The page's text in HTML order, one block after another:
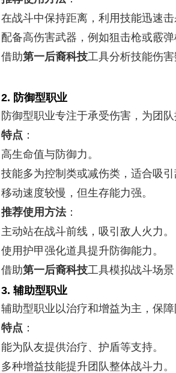
在战斗中保持距离，利用技能迅速击
配备高伤害武器，例如狙击枪或霰弹
借助第一后裔科技工具分析技能伤害
2. 防御型职业
防御型职业专注于承受伤害，为团队
特点 ：
高生命值与防御力。
技能多为控制类或减伤类，适合吸引
移动速度较慢，但生存能力强。
推荐使用方法：
主动站在战斗前线，吸引敌人火力。
使用护甲强化道具提升防御能力。
借助第一后裔科技工具模拟战斗场
3. 辅助型职业
辅助型职业以治疗和增益为主，保障
特点 ：
能为队友提供治疗、护盾等支持。
多种增益技能提升团队整体战斗力。